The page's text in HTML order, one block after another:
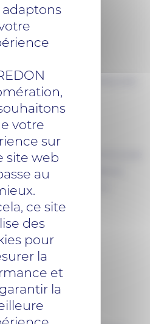
desserte du réseau Aléop avec
<> Derval.
Social d’Action Communale
des alternatives solidaires
sur le site de la
adaptons
votre
sur
site web
au
ce site
des
pour
la
et
la